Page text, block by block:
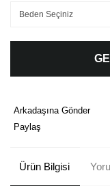
Arkadaşına Gönder
Paylaş
Ürün Bilgisi